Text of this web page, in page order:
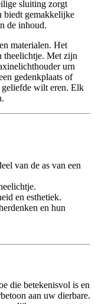
sluiting zorgt
biedt gemakkelijke
de inhoud.
materialen. Het
theelichtje. Met zijn
urn
gedenkplaats of
geliefde wilt eren. Elk
van de as van een
en esthetiek.
en hun
die betekenisvol is en
aan uw dierbare.